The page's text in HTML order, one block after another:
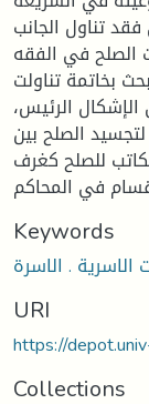
فقد تناول الجانب
الصلح في الفقه
بخاتمة تناولت
الرئيس،
الصلح بين
للصلح كغرف
Keywords
الاسرية . الاسرة
URI
https://
Collections